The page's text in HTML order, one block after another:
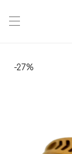
-27%